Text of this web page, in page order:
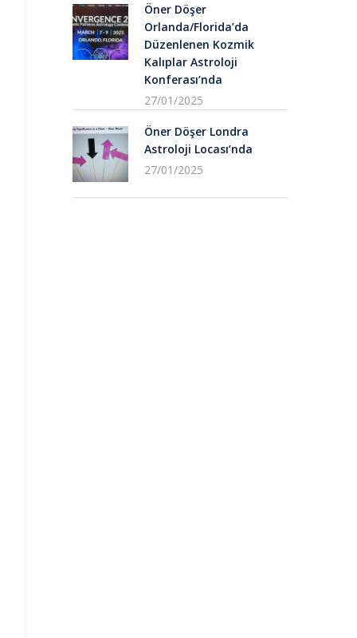
Öner Döşer
Orlanda/Florida’da
Düzenlenen Kozmik
Kalıplar Astroloji
Konferası’nda
27/01/2025
Öner Döşer Londra
Astroloji Locası’nda
27/01/2025